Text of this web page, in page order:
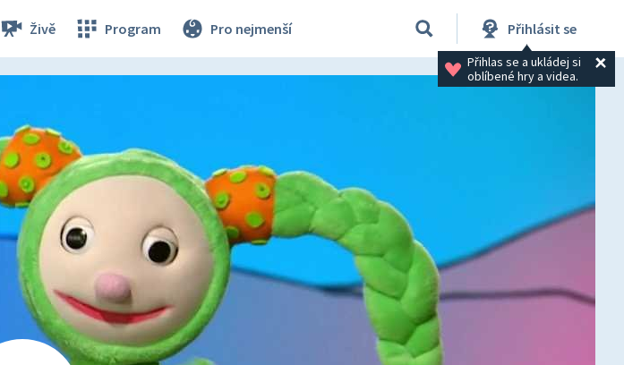
Živě Program Pro nejmenší Přihlásit se
Přihlas se a ukládej si
oblíbené hry a videa.